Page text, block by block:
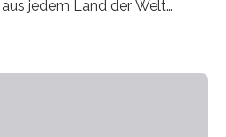
jedem Land der Welt